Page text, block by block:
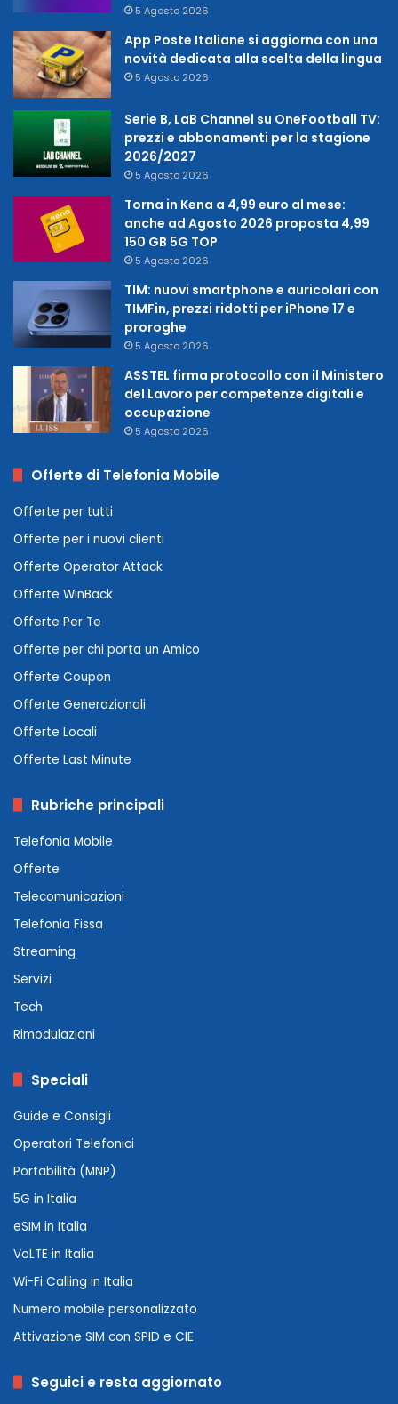
5 Agosto 2026
App Poste Italiane si aggiorna con una
novità dedicata alla scelta della lingua
5 Agosto 2026
Serie B, LaB Channel su OneFootball TV:
prezzi e abbonamenti per la stagione
2026/2027
5 Agosto 2026
Torna in Kena a 4,99 euro al mese:
anche ad Agosto 2026 proposta 4,99
150 GB 5G TOP
5 Agosto 2026
TIM: nuovi smartphone e auricolari con
TIMFin, prezzi ridotti per iPhone 17 e
proroghe
5 Agosto 2026
ASSTEL firma protocollo con il Ministero
del Lavoro per competenze digitali e
occupazione
5 Agosto 2026
Offerte di Telefonia Mobile
Offerte per tutti
Offerte per i nuovi clienti
Offerte Operator Attack
Offerte WinBack
Offerte Per Te
Offerte per chi porta un Amico
Offerte Coupon
Offerte Generazionali
Offerte Locali
Offerte Last Minute
Rubriche principali
Telefonia Mobile
Offerte
Telecomunicazioni
Telefonia Fissa
Streaming
Servizi
Tech
Rimodulazioni
Speciali
Guide e Consigli
Operatori Telefonici
Portabilità (MNP)
5G in Italia
eSIM in Italia
VoLTE in Italia
Wi-Fi Calling in Italia
Numero mobile personalizzato
Attivazione SIM con SPID e CIE
Seguici e resta aggiornato